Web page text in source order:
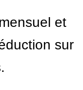
et
sur